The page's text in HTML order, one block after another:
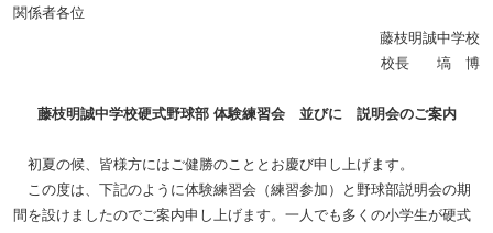
関係者各位
藤枝明誠中学校
校長 塙 博
藤枝明誠中学校硬式野球部 体験練習会 並びに 説明会のご案内
初夏の候、皆様方にはご健勝のこととお慶び申し上げます。
この度は、下記のように体験練習会（練習参加）と野球部説明会の期
間を設けましたのでご案内申し上げます。一人でも多くの小学生が硬式